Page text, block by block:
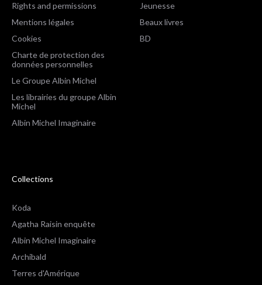
Rights and permissions
Mentions légales
Cookies
Charte de protection des
données personnelles
Le Groupe Albin Michel
Les librairies du groupe Albin
Michel
Albin Michel Imaginaire
Jeunesse
Beaux livres
BD
Collections
Koda
Agatha Raisin enquête
Albin Michel Imaginaire
Archibald
Terres d'Amérique